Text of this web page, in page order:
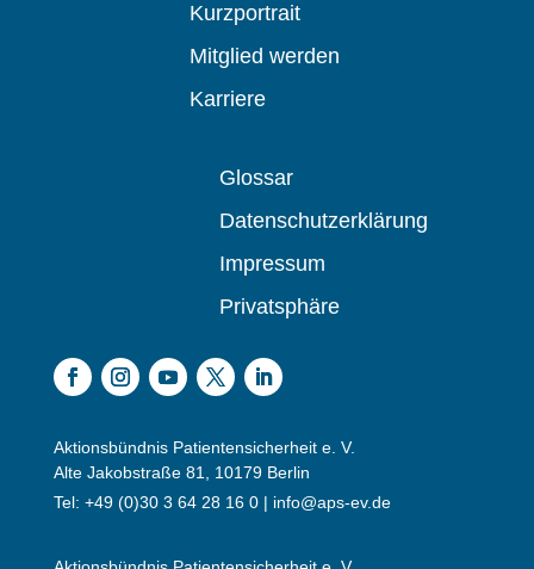
Kurzportrait
Mitglied werden
Karriere
Glossar
Datenschutzerklärung
Impressum
Privatsphäre
Aktionsbündnis Patientensicherheit e. V.
Alte Jakobstraße 81, 10179 Berlin
Tel: +49 (0)30 3 64 28 16 0 | info@aps-ev.de